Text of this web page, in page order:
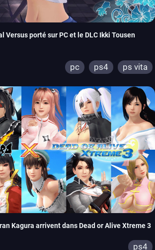
Versus porté sur PC et le DLC Ikki Tousen
pc ps4 ps vita
Kagura arrivent dans Dead or Alive Xtreme 3
ps4